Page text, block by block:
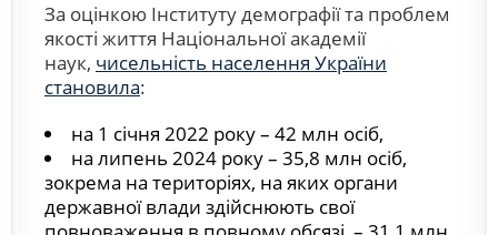
За оцінкою Інституту демографії та проблем
якості життя Національної академії
наук, чисельність населення України
становила:
на 1 січня 2022 року – 42 млн осіб,
на липень 2024 року – 35,8 млн осіб,
зокрема на територіях, на яких органи
державної влади здійснюють свої